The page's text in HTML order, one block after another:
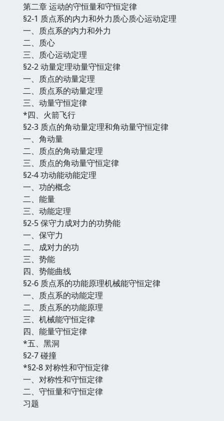
第二章 运动的守恒量和守恒定律
§2-1 质点系的内力和外力质心质心运动定理
一、质点系的内力和外力
二、质心
三、质心运动定理
§2-2 动量定理动量守恒定律
一、质点的动量定理
二、质点系的动量定理
三、动量守恒定律
*四、火箭飞行
§2-3 质点的角动量定理和角动量守恒定律
一、角动量
二、质点的角动量定理
三、质点的角动量守恒定律
§2-4 功动能动能定理
一、功的概念
二、能量
三、动能定理
§2-5 保守力成对力的功势能
一、保守力
二、成对力的功
三、势能
四、势能曲线
§2-6 质点系的功能原理机械能守恒定律
一、质点系的动能定理
二、质点系的功能原理
三、机械能守恒定律
四、能量守恒定律
*五、黑洞
§2-7 碰撞
*§2-8 对称性和守恒定律
一、对称性和守恒定律
二、守恒量和守恒定律
习题